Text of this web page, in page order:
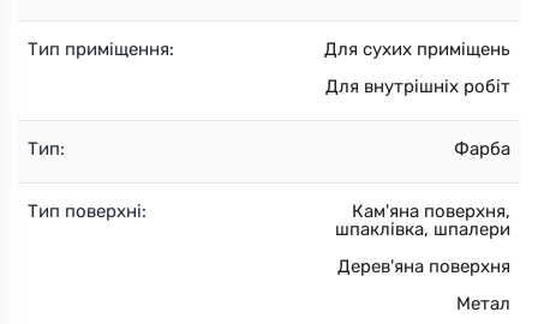
Тип приміщення:
Для сухих приміщень
Для внутрішніх робіт
Тип: Фарба
Тип поверхні:
Кам'яна поверхня,
шпаклівка, шпалери
Дерев'яна поверхня
Метал